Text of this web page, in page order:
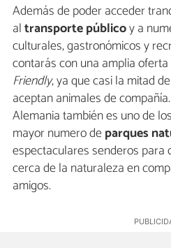
Además de poder acceder
altransporte públicoy a
culturales, gastronómicos y
contarás con una amplia
Friendly, ya que casi la mitad
aceptan animales de
Alemania también es uno de
mayor numero deparques
espectaculares senderos para
cerca de la naturaleza en
amigos.